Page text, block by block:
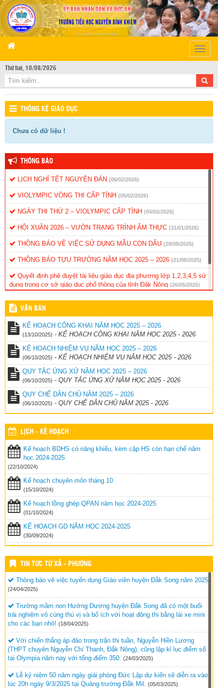
Toggle
Thứ hai, 10/08/2026
THỐNG KÊ GIÁO DỤC
Chưa có dữ liệu !
THÔNG BÁO
LỊCH NGHỈ TẾT NGUYÊN ĐÁN (06/02/2026)
VIOLYMPIC VÒNG THI CẤP TỈNH (05/02/2026)
NGÀY THI THỨ 2 – VIOLYMPIC CẤP TỈNH (04/02/2026)
HỘI XUÂN 2026 – VƯỜN TRẠNG TRÌNH ẨM THỰC (31/01/2026)
THÔNG BÁO VỀ VIỆC SỬ DỤNG MẪU CON DẤU (28/08/2025)
THÔNG BÁO TỰU TRƯỜNG NĂM HỌC 2025 – 2026 (21/08/2025)
Quyết định phê duyệt tài liệu giáo dục địa phương lớp 1,2,3,4,5 sử
dụng trong cơ sở giáo dục phổ thông của tỉnh Đăk Nông (26/05/2025)
Thống kê đánh gia năng lực, phẩm chất học sinh cuối năm
(26/05/2025)
VĂN BẢN
KẾ HOẠCH CÔNG KHAI NĂM HỌC 2025 – 2026
(13/10/2025) - KẾ HOẠCH CÔNG KHAI NĂM HỌC 2025 - 2026
KẾ HOẠCH NHIỆM VỤ NĂM HỌC 2025 – 2026
(06/10/2025) - KẾ HOẠCH NHIỆM VỤ NĂM HỌC 2025 - 2026
QUY TẮC ỨNG XỬ NĂM HỌC 2025 – 2026
(06/10/2025) - QUY TẮC ỨNG XỬ NĂM HỌC 2025 - 2026
QUY CHẾ DÂN CHỦ NĂM 2025 – 2026
(06/10/2025) - QUY CHẾ DÂN CHỦ NĂM 2025 - 2026
LỊCH - KẾ HOẠCH
Kế hoạch BDHS có năng khiếu, kèm cặp HS còn hạn chế năm
học 2024-2025
(22/10/2024)
Kế hoạch chuyên môn tháng 10
(15/10/2024)
Kế hoạch lồng ghép QPAN năm học 2024-2025
(01/10/2024)
KẾ HOẠCH GD NĂM HỌC 2024-2025
(30/09/2024)
TIN TỨC TỪ XÃ - PHƯỜNG
Thông báo vê việc tuyển dụng Giáo viên huyện Đắk Song năm 2025.
(24/04/2025)
Trường mầm non Hướng Dương huyện Đắk Song đã có một buổi
trải nghiệm vô cùng thú vị và bổ ích với hoạt động thi bằng lái xe mini
cho các bạn nhỏ! (18/04/2025)
Với chiến thắng áp đảo trong trận thi tuần, Nguyễn Hiền Lương
(THPT chuyên Nguyễn Chí Thanh, Đắk Nông), cũng lập kỉ lục điểm số
tại Olympia năm nay với tổng điểm 350.
(24/03/2025)
Lễ kỷ niệm 50 năm ngày giải phóng Đức Lập dự kiến sẽ diễn ra vào
lúc 20h ngày 9/3/2025 tại Quảng trường Đắk Mil.
(05/03/2025)